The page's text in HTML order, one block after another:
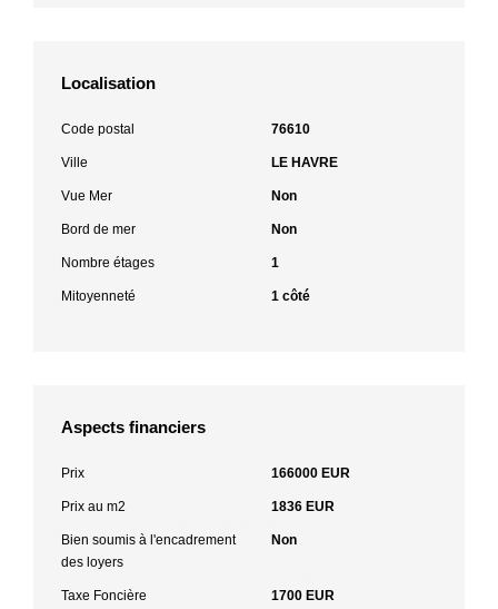
Localisation
Code postal 76610
Ville LE HAVRE
Vue Mer Non
Bord de mer Non
Nombre étages 1
Mitoyenneté 1 côté
Aspects financiers
Prix 166000 EUR
Prix au m2 1836 EUR
Bien soumis à l'encadrement
des loyers
Non
Taxe Foncière 1700 EUR